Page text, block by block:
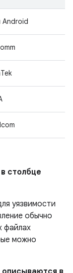
столбце
уязвимости
обычно
файлах
можно